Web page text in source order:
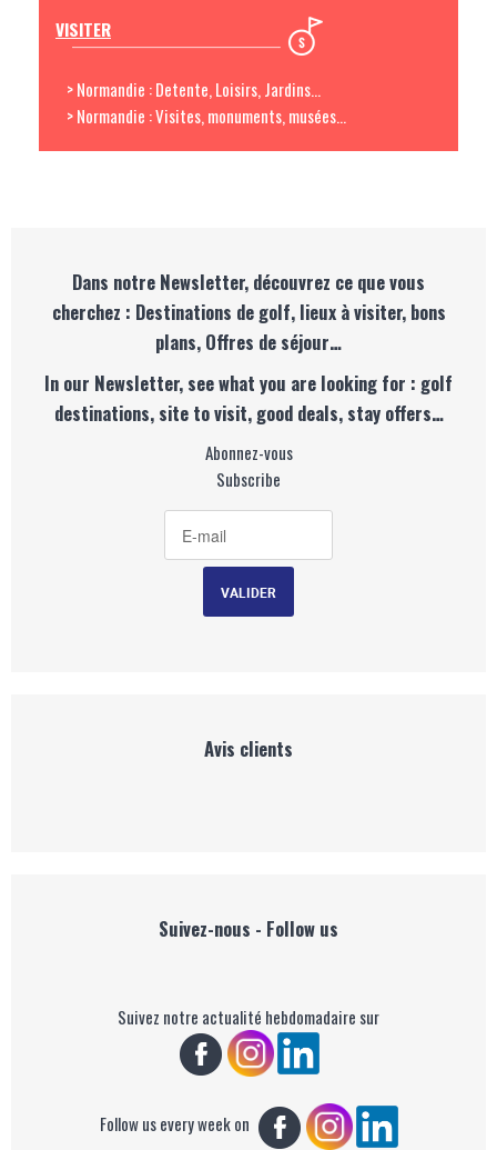
VISITER
> Normandie : Detente, Loisirs, Jardins...
> Normandie : Visites, monuments, musées...
Dans notre Newsletter, découvrez ce que vous
cherchez : Destinations de golf, lieux à visiter, bons
plans, Offres de séjour…
In our Newsletter, see what you are looking for : golf
destinations, site to visit, good deals, stay offers…
Abonnez-vous
Subscribe
Avis clients
Suivez-nous - Follow us
Suivez notre actualité hebdomadaire sur
Follow us every week on